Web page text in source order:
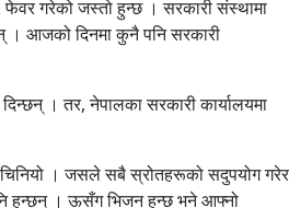
फेवर गरेको जस्तो हुन्छ । सरकारी संस्थामा
। आजको दिनमा कुनै पनि सरकारी
। तर, नेपालका सरकारी कार्यालयमा
चिनियो । जसले सबै स्रोतहरूको सदुपयोग गरेर
हुन्छन् । ऊसँग भिजन हुन्छ भने आफ्नो